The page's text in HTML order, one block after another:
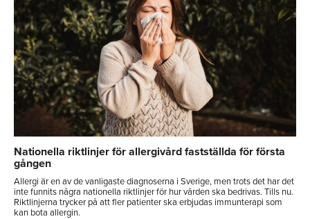
Nationella riktlinjer för allergivård fastställda för första
gången
Allergi är en av de vanligaste diagnoserna i Sverige, men trots det har det
inte funnits några nationella riktlinjer för hur vården ska bedrivas. Tills nu.
Riktlinjerna trycker på att fler patienter ska erbjudas immunterapi som
kan bota allergin.